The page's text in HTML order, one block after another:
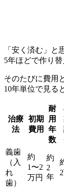
「安く済む」と
5年ほどで作り
そのたびに費用
10年単位で見る
治療
法
初期
費用
耐
用
年
数
義歯
（入
れ
歯）
約
1〜2
万円
約
2
年